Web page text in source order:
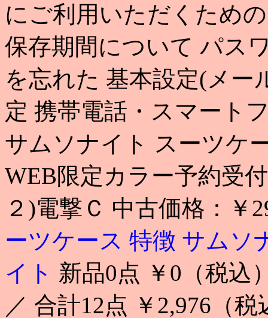
にご利用いただくため
保存期間について パス
を忘れた 基本設定(メー
定 携帯電話・スマート
サムソナイト スーツケ
WEB限定カラー予約受
２)電撃Ｃ 中古価格：￥
ーツケース 特徴 サムソ
イト 新品0点 ￥0（税込
／ 合計12点 ￥2,976（